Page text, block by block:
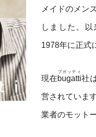
メイドのメン
しました。
1978年に正式
現在bugatti
ブガッティ
社
営されていま
業者のモット